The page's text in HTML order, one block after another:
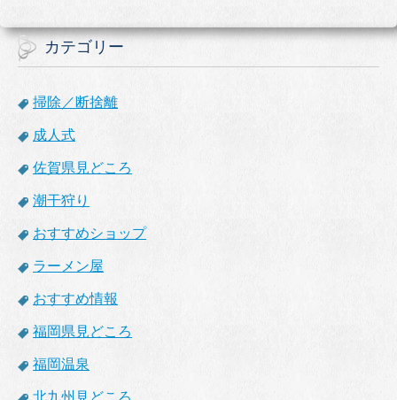
カテゴリー
掃除／断捨離
成人式
佐賀県見どころ
潮干狩り
おすすめショップ
ラーメン屋
おすすめ情報
福岡県見どころ
福岡温泉
北九州見どころ